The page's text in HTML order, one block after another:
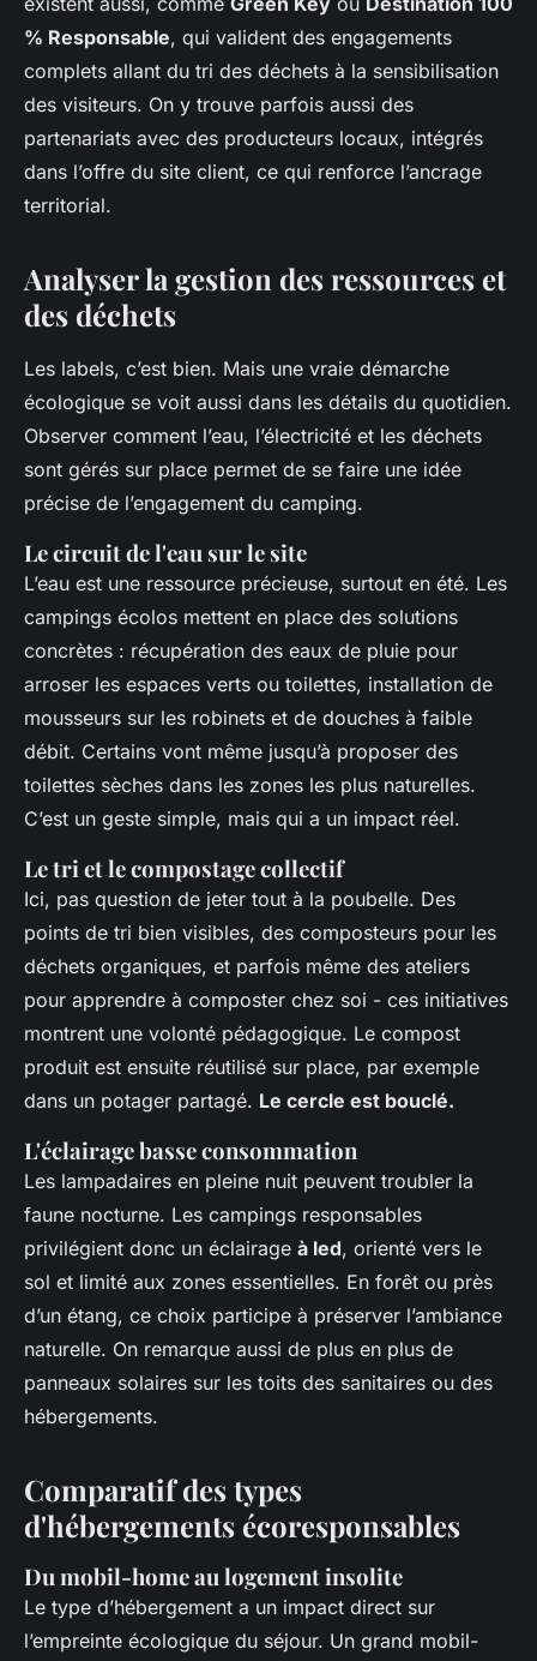
% Responsable, qui valident des engagements
complets allant du tri des déchets à la sensibilisation
des visiteurs. On y trouve parfois aussi des
partenariats avec des producteurs locaux, intégrés
dans l’offre du site client, ce qui renforce l’ancrage
territorial.
Analyser la gestion des ressources et
des déchets
Les labels, c’est bien. Mais une vraie démarche
écologique se voit aussi dans les détails du quotidien.
Observer comment l’eau, l’électricité et les déchets
sont gérés sur place permet de se faire une idée
précise de l’engagement du camping.
Le circuit de l'eau sur le site
L’eau est une ressource précieuse, surtout en été. Les
campings écolos mettent en place des solutions
concrètes : récupération des eaux de pluie pour
arroser les espaces verts ou toilettes, installation de
mousseurs sur les robinets et de douches à faible
débit. Certains vont même jusqu’à proposer des
toilettes sèches dans les zones les plus naturelles.
C’est un geste simple, mais qui a un impact réel.
Le tri et le compostage collectif
Ici, pas question de jeter tout à la poubelle. Des
points de tri bien visibles, des composteurs pour les
déchets organiques, et parfois même des ateliers
pour apprendre à composter chez soi - ces initiatives
montrent une volonté pédagogique. Le compost
produit est ensuite réutilisé sur place, par exemple
dans un potager partagé. Le cercle est bouclé.
L'éclairage basse consommation
Les lampadaires en pleine nuit peuvent troubler la
faune nocturne. Les campings responsables
privilégient donc un éclairage à led, orienté vers le
sol et limité aux zones essentielles. En forêt ou près
d’un étang, ce choix participe à préserver l’ambiance
naturelle. On remarque aussi de plus en plus de
panneaux solaires sur les toits des sanitaires ou des
hébergements.
Comparatif des types
d'hébergements écoresponsables
Du mobil-home au logement insolite
Le type d’hébergement a un impact direct sur
l’empreinte écologique du séjour. Un grand mobil-